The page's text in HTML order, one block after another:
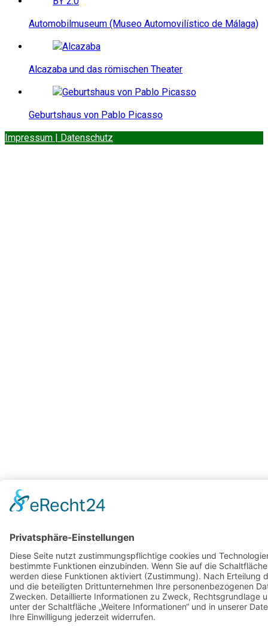
Automobilmuseum (Museo Automovilístico de Málaga)
Alcazaba und das römischen Theater
Geburtshaus von Pablo Picasso
Impressum | Datenschutz